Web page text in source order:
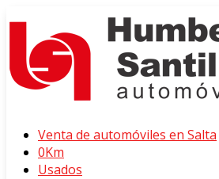
Venta de automóviles en Salta
0Km
Usados